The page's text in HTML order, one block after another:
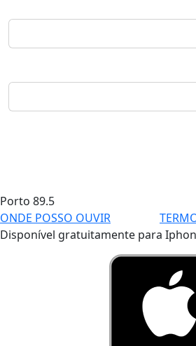
Porto 89.5
ONDE POSSO OUVIR
Disponível gratuitamente para